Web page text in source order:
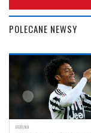
POLECANE NEWSY
OGÓLNA